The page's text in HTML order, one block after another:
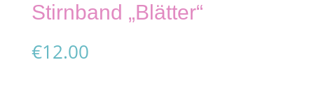
Stirnband „Blätter“
€12.00